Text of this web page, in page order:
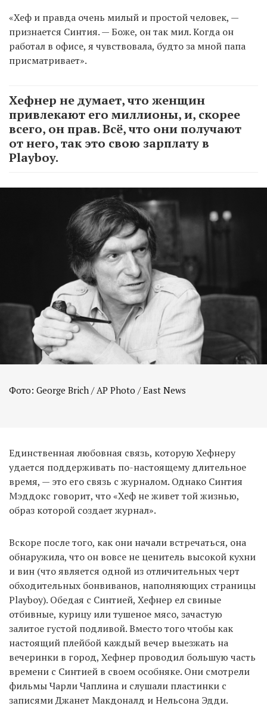
«Хеф и правда очень милый и простой человек, —
признается Синтия. — Боже, он так мил. Когда он
работал в офисе, я чувствовала, будто за мной папа
присматривает».
Хефнер не думает, что женщин
привлекают его миллионы, и, скорее
всего, он прав. Всё, что они получают
от него, так это свою зарплату в
Playboy.
Фото: George Brich / AP Photo / East News
Единственная любовная связь, которую Хефнеру
удается поддерживать по-настоящему длительное
время, — это его связь с журналом. Однако Синтия
Мэддокс говорит, что «Хеф не живет той жизнью,
образ которой создает журнал».
Вскоре после того, как они начали встречаться, она
обнаружила, что он вовсе не ценитель высокой кухни
и вин (что является одной из отличительных черт
обходительных бонвиванов, наполняющих страницы
Playboy). Обедая с Синтией, Хефнер ел свиные
отбивные, курицу или тушеное мясо, зачастую
залитое густой подливой. Вместо того чтобы как
настоящий плейбой каждый вечер выезжать на
вечеринки в город, Хефнер проводил большую часть
времени с Синтией в своем особняке. Они смотрели
фильмы Чарли Чаплина и слушали пластинки с
записями Джанет Макдоналд и Нельсона Эдди.